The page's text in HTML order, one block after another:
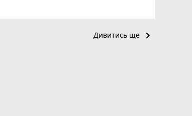
Дивитись ще keyboard_arrow_right